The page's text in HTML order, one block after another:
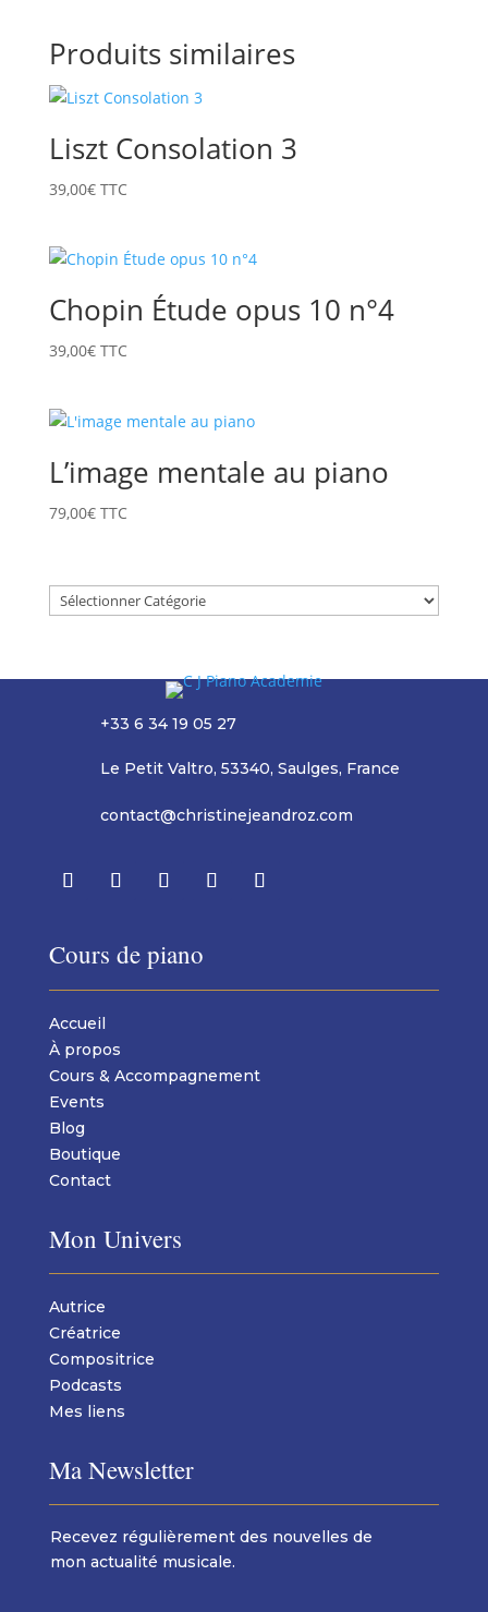
Produits similaires
Liszt Consolation 3
39,00€ TTC
Chopin Étude opus 10 n°4
39,00€ TTC
L’image mentale au piano
79,00€ TTC
+33 6 34 19 05 27
Le Petit Valtro, 53340, Saulges, France
contact@christinejeandroz.com
Cours de piano
Accueil
À propos
Cours & Accompagnement
Events
Blog
Boutique
Contact
Mon Univers
Autrice
Créatrice
Compositrice
Podcasts
Mes liens
Ma Newsletter
Recevez régulièrement des nouvelles de
mon actualité musicale.